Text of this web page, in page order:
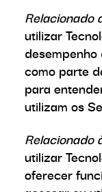
Relacionado
utilizar
como parte
para
utilizam os
Relacionado
utilizar
oferecer